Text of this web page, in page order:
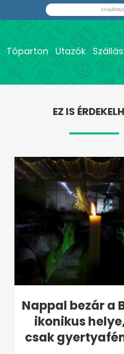
Tóparton Utazók
EZ IS
Nappal bezár a
ikonikus
csak